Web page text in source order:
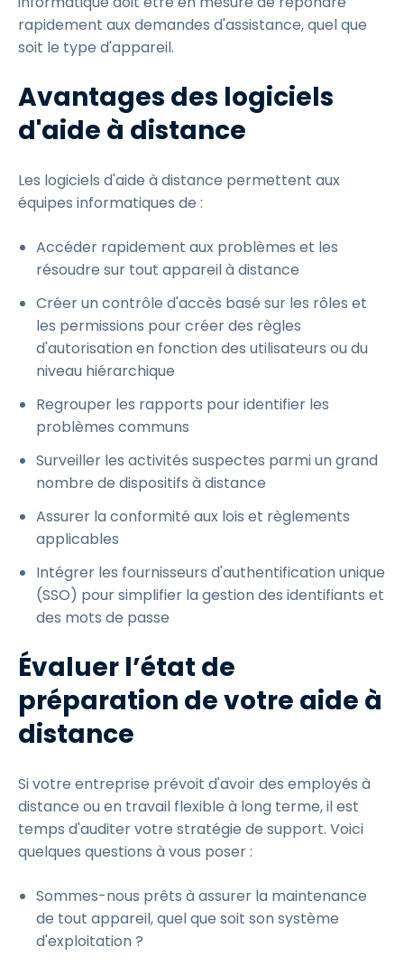
rapidement aux demandes d'assistance, quel que
soit le type d'appareil.
Avantages des logiciels
d'aide à distance
Les logiciels d'aide à distance permettent aux
équipes informatiques de :
Accéder rapidement aux problèmes et les
résoudre sur tout appareil à distance
Créer un contrôle d'accès basé sur les rôles et
les permissions pour créer des règles
d'autorisation en fonction des utilisateurs ou du
niveau hiérarchique
Regrouper les rapports pour identifier les
problèmes communs
Surveiller les activités suspectes parmi un grand
nombre de dispositifs à distance
Assurer la conformité aux lois et règlements
applicables
Intégrer les fournisseurs d'authentification unique
(SSO) pour simplifier la gestion des identifiants et
des mots de passe
Évaluer l’état de
préparation de votre aide à
distance
Si votre entreprise prévoit d'avoir des employés à
distance ou en travail flexible à long terme, il est
temps d'auditer votre stratégie de support. Voici
quelques questions à vous poser :
Sommes-nous prêts à assurer la maintenance
de tout appareil, quel que soit son système
d'exploitation ?